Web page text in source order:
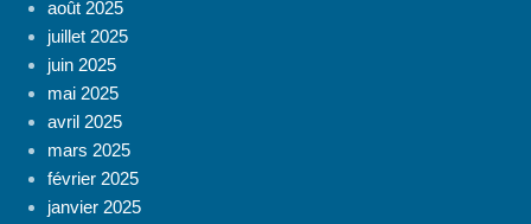
août 2025
juillet 2025
juin 2025
mai 2025
avril 2025
mars 2025
février 2025
janvier 2025